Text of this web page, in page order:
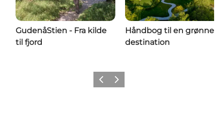
GudenåStien - Fra kilde
til fjord
Håndbog til en
destination
ForrigeNæste